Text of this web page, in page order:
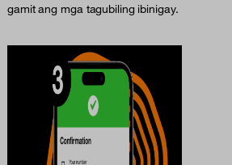
gamit ang mga tagubiling ibinigay.